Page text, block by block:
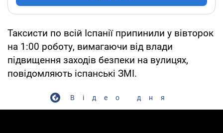
Таксисти по всій Іспанії припинили у вівторок
на 1:00 роботу, вимагаючи від влади
підвищення заходів безпеки на вулицях,
повідомляють іспанські ЗМІ.
Відео дня